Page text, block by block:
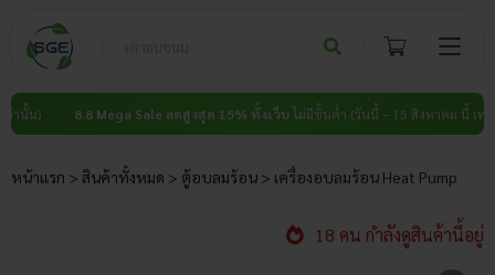
content
8.8 Mega Sale ลดสูงสุด 15% ทั้งเว็บ ไม่มีขั้นต่ำ (วันนี้ – 15 สิงหาคม นี้ เท่านั้น)
หน้าแรก > สินค้าทั้งหมด > ตู้อบลมร้อน > เครื่องอบลมร้อน Heat Pump
18 คน กำลังดูสินค้านี้อยู่